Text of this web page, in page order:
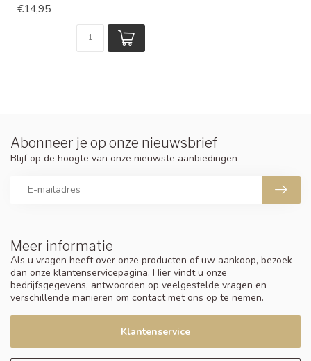
€14,95
Meer informatie
Als u vragen heeft over onze producten of uw aankoop, bezoek
dan onze klantenservicepagina. Hier vindt u onze
bedrijfsgegevens, antwoorden op veelgestelde vragen en
verschillende manieren om contact met ons op te nemen.
Klantenservice
Abonneer je op onze nieuwsbrief
Blijf op de hoogte van onze nieuwste aanbiedingen